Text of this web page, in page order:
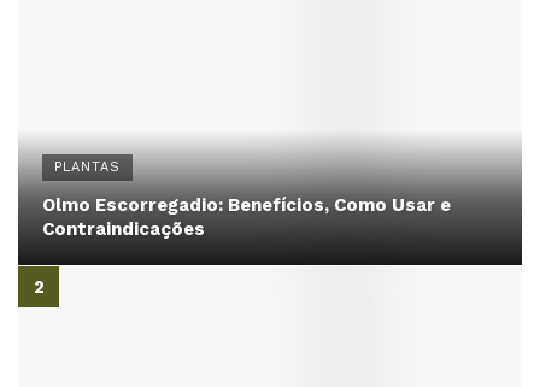
PLANTAS
Olmo Escorregadio: Benefícios, Como Usar e
Contraindicações